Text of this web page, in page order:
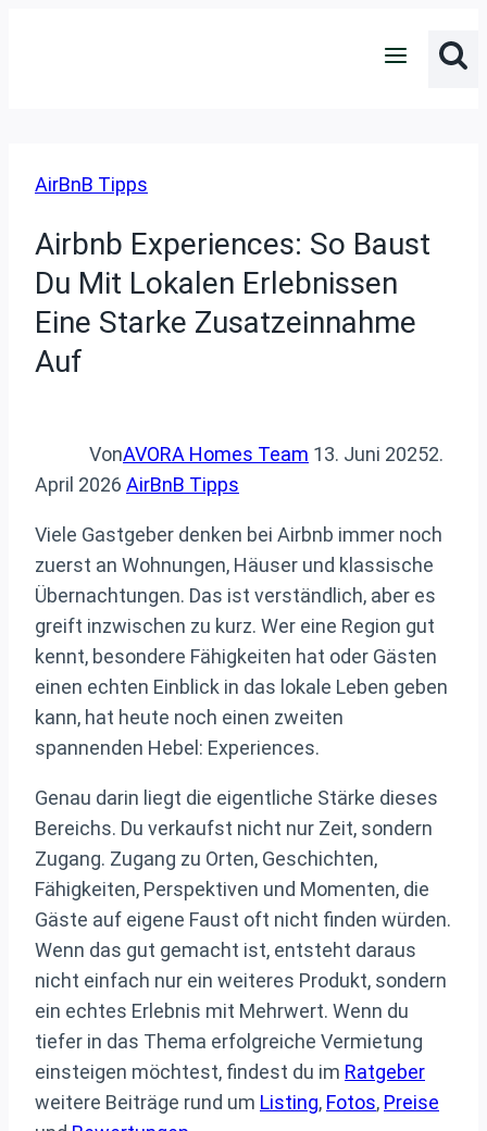
AirBnB Tipps
Airbnb Experiences: So Baust
Du Mit Lokalen Erlebnissen
Eine Starke Zusatzeinnahme
Auf
VonAVORA Homes Team 13. Juni 20252.
April 2026 AirBnB Tipps
Viele Gastgeber denken bei Airbnb immer noch
zuerst an Wohnungen, Häuser und klassische
Übernachtungen. Das ist verständlich, aber es
greift inzwischen zu kurz. Wer eine Region gut
kennt, besondere Fähigkeiten hat oder Gästen
einen echten Einblick in das lokale Leben geben
kann, hat heute noch einen zweiten
spannenden Hebel: Experiences.
Genau darin liegt die eigentliche Stärke dieses
Bereichs. Du verkaufst nicht nur Zeit, sondern
Zugang. Zugang zu Orten, Geschichten,
Fähigkeiten, Perspektiven und Momenten, die
Gäste auf eigene Faust oft nicht finden würden.
Wenn das gut gemacht ist, entsteht daraus
nicht einfach nur ein weiteres Produkt, sondern
ein echtes Erlebnis mit Mehrwert. Wenn du
tiefer in das Thema erfolgreiche Vermietung
einsteigen möchtest, findest du im Ratgeber
weitere Beiträge rund um Listing, Fotos, Preise